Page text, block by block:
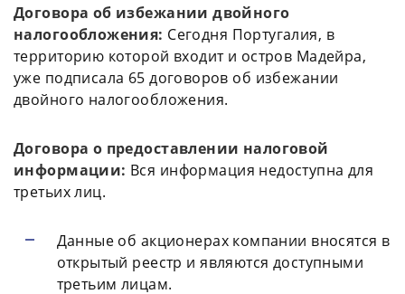
Договора об избежании двойного
налогообложения: Сегодня Португалия, в
территорию которой входит и остров Мадейра,
уже подписала 65 договоров об избежании
двойного налогообложения.
Договора о предоставлении налоговой
информации: Вся информация недоступна для
третьих лиц.
Данные об акционерах компании вносятся в
открытый реестр и являются доступными
третьим лицам.